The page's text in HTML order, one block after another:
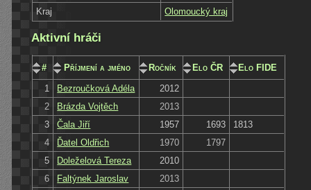
Kraj
Olomoucký kraj
Aktivní hráči
# Příjmení a jméno Ročník Elo ČR
Elo FIDE
1
Bezroučková Adéla
2012
2
Brázda Vojtěch
2013
3
Čala Jiří 1957 1693
1813
4
Ďatel Oldřich 1970
1797
5
Doleželová Tereza
2010
6
Faltýnek Jaroslav
2013